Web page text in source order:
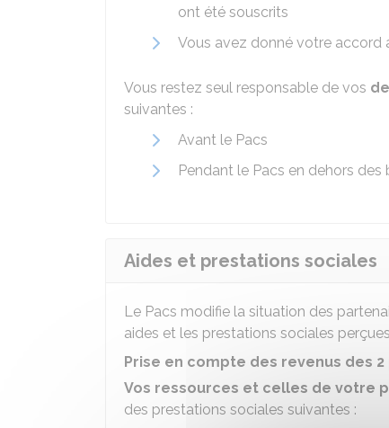
ont été souscrits
Vous avez donné votre accord
Vous restez seul responsable de vos
suivantes :
Avant le Pacs
Pendant le Pacs en dehors
Aides et prestations sociales
Le Pacs modifie la situation des
aides et les prestations sociales
Prise en compte des revenus des
Vos ressources et celles de votre
des prestations sociales suivantes :